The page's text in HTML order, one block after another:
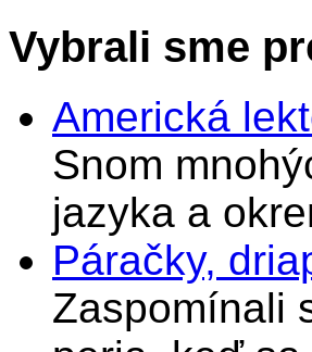
Vybrali sme
Americká
Snom
jazyka a
Páračky,
Zaspomínali